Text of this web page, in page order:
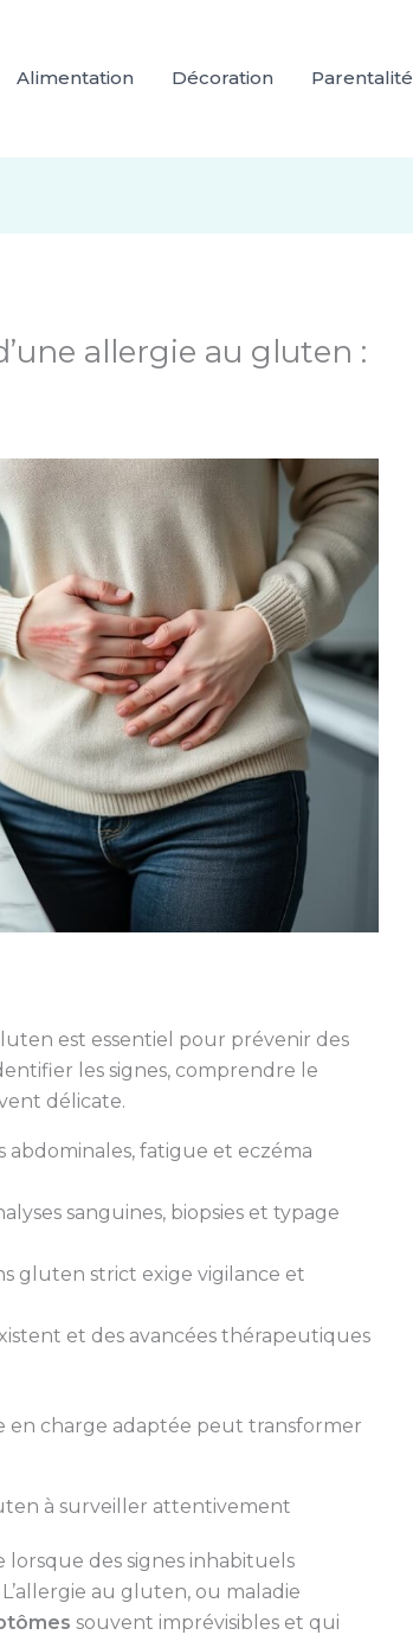
Alimentation Décoration Parentalité
allergie au gluten :
est essentiel pour prévenir des
les signes, comprendre le
délicate.
abdominales, fatigue et eczéma
sanguines, biopsies et typage
gluten strict exige vigilance et
et des avancées thérapeutiques
en charge adaptée peut transformer
à surveiller attentivement
lorsque des signes inhabituels
au gluten, ou maladie
souvent imprévisibles et qui